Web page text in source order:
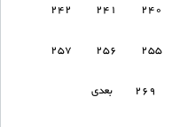
240
241
242
255
256
257
269 بعدی